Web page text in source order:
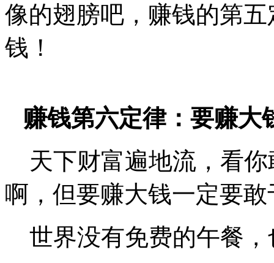
像的翅膀吧，赚钱的第
钱！
赚钱第六定律：要赚大
天下财富遍地流，看你
啊，但要赚大钱一定要
世界没有免费的午餐，